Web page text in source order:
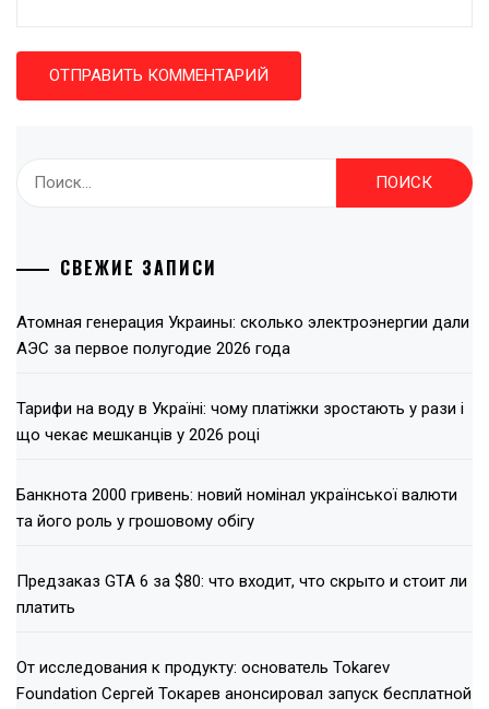
СВЕЖИЕ ЗАПИСИ
Атомная генерация Украины: сколько электроэнергии дали
АЭС за первое полугодие 2026 года
Тарифи на воду в Україні: чому платіжки зростають у рази і
що чекає мешканців у 2026 році
Банкнота 2000 гривень: новий номінал української валюти
та його роль у грошовому обігу
Предзаказ GTA 6 за $80: что входит, что скрыто и стоит ли
платить
От исследования к продукту: основатель Tokarev
Foundation Сергей Токарев анонсировал запуск бесплатной